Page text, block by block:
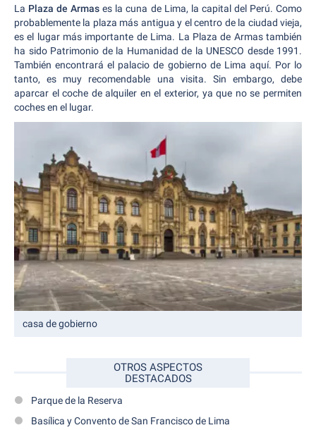
La Plaza de Armas es la cuna de Lima, la capital del Perú. Como
probablemente la plaza más antigua y el centro de la ciudad vieja,
es el lugar más importante de Lima. La Plaza de Armas también
ha sido Patrimonio de la Humanidad de la UNESCO desde 1991.
También encontrará el palacio de gobierno de Lima aquí. Por lo
tanto, es muy recomendable una visita. Sin embargo, debe
aparcar el coche de alquiler en el exterior, ya que no se permiten
coches en el lugar.
casa de gobierno
OTROS ASPECTOS
DESTACADOS
Parque de la Reserva
Basílica y Convento de San Francisco de Lima